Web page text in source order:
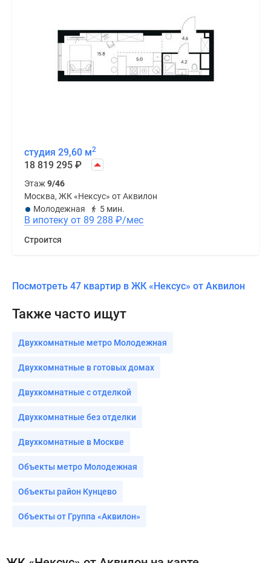
студия 29,60 м2
18 819 295 ₽
Этаж9/46
Москва, ЖК «Нексус» от Аквилон
Молодежная
5 мин.
В ипотеку от 89 288 ₽/мес
Строится
Посмотреть 47 квартир в ЖК «Нексус» от Аквилон
Также часто ищут
Двухкомнатные метро Молодежная
Двухкомнатные в готовых домах
Двухкомнатные с отделкой
Двухкомнатные без отделки
Двухкомнатные в Москве
Объекты метро Молодежная
Объекты район Кунцево
Объекты от Группа «Аквилон»